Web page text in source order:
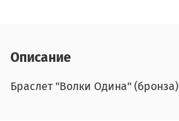
Описание
Браслет "Волки Одина" (бронза)